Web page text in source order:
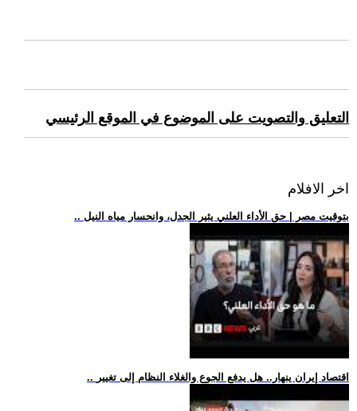
التعليق والتصويت على الموضوع في الموقع الرئيسي
اخر الافلام
.. بتوقيت مصر | حق الأداء العلني يثير الجدل، وانحسار مياه النيل
.. اقتصاد إيران ينهار.. هل يدفع الجوع والغلاء النظام إلى تغيير